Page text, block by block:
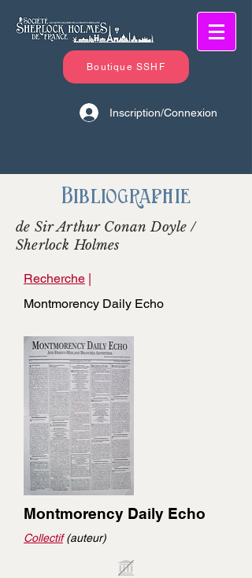
Boutique SSHF
Inscription/Connexion
Bibliographie
de Sir Arthur Conan Doyle /
Sherlock Holmes
Recherche |
Montmorency Daily Echo
Montmorency Daily Echo
Collectif(auteur)